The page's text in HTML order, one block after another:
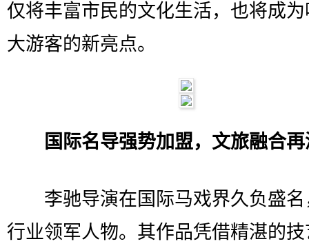
仅将丰富市民的文化生活，也将成
大游客的新亮点。
国际名导强势加盟，文旅融合
李驰导演在国际马戏界久负盛名
行业领军人物。其作品凭借精湛的